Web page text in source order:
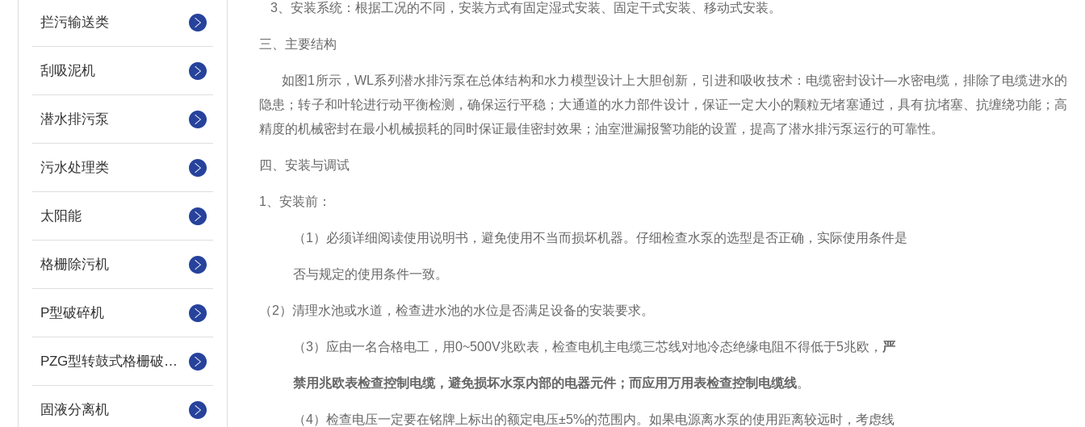
拦污输送类
刮吸泥机
潜水排污泵
污水处理类
太阳能
格栅除污机
P型破碎机
PZG型转鼓式格栅破碎机
固液分离机
3 、安装系统：根据工况的不同，安装方式有固定湿式安装、固定干式安装、移动式安装。
三、主要结构
如图 1 所示，WL系列潜水排污泵在总体结构和水力模型设计上大胆创新，引进和吸收技术：电缆密封设计—水密电缆，排除了电缆进水的
隐患；转子和叶轮进行动平衡检测，确保运行平稳；大通道的水力部件设计，保证一定大小的颗粒无堵塞通过，具有抗堵塞、抗缠绕功能；高
精度的机械密封在最小机械损耗的同时保证最佳密封效果；油室泄漏报警功能的设置，提高了潜水排污泵运行的可靠性。
四、安装与调试
1 、安装前：
（1）必须详细阅读使用说明书，避免使用不当而损坏机器。仔细检查水泵的选型是否正确，实际使用条件是
否与规定的使用条件一致。
（2）清理水池或水道，检查进水池的水位是否满足设备的安装要求。
（3）应由一名合格电工，用0~500V兆欧表，检查电机主电缆三芯线对地冷态绝缘电阻不得低于5兆欧， 严
禁用兆欧表检查控制电缆，避免损坏水泵内部的电器元件 ；而应用万用表检查控制电缆线。
（4）检查电压一定要在铭牌上标出的额定电压±5%的范围内。如果电源离水泵的使用距离较远时，考虑线